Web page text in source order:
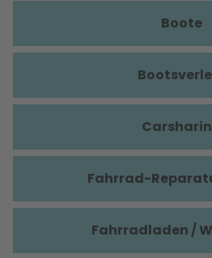
Boote
Fahrrad-
Fahrradladen /